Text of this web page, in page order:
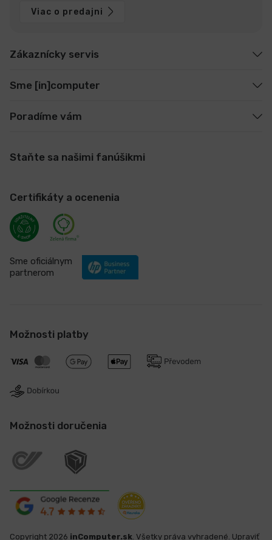
Viac o predajni
Zákaznícky servis
Sme [in]computer
Poradíme vám
Staňte sa našimi fanúšikmi
Certifikáty a ocenenia
Sme oficiálnym
partnerom
Možnosti platby
Možnosti doručenia
Copyright 2026 inComputer.sk. Všetky práva vyhradené. Upraviť